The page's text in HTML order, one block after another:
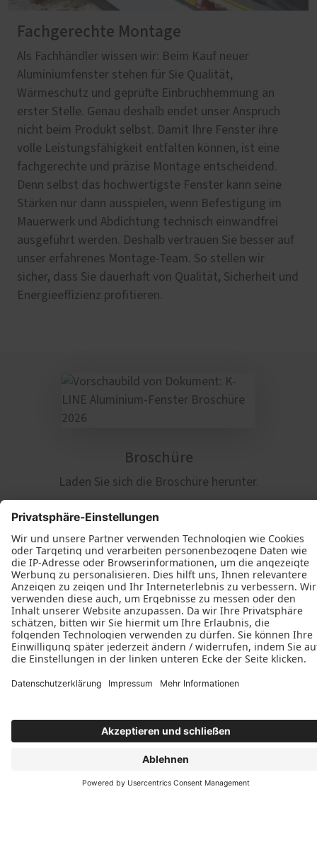
Fachgerechte Montage
Als Fachhändler wissen wir: Beim Kauf neuer
Aluminiumfenster stehen für Sie Qualität,
Wärmeschutz und geprüfte Einbruchhemmung an
erster Stelle. Genau deshalb endet unser Anspruch
nicht beim Produkt selbst. Damit Ihre Fenster ihre
volle Leistungsfähigkeit entfalten können, ist eine
fachgerechte und präzise Montage entscheidend.
Denn selbst das hochwertigste Fenster kann seine
Stärken nur dann ausspielen, wenn Befestigung im
Mauerwerk und Abdichtung technisch einwandfrei
ausgeführt werden. Deshalb vertrauen Sie besser auf
unser erfahrenes Montage-Team. So stellen wir
sicher, dass Sie dauerhaft von Qualität, Sicherheit und
Energieeffizienz profitieren.
Broschüre
Laden Sie sich die Broschüre herunter.
Herunterladen
Schreinerei Heinz Reiff
Nickepütz 20
52349 Düren
+49 (2421) 888345
E-Mail schreiben
Öffnungszeiten